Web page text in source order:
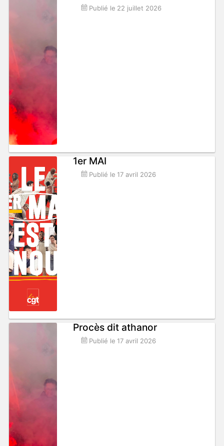
Publié le 22 juillet 2026
1er MAI
Publié le 17 avril 2026
Procès dit athanor
Publié le 17 avril 2026